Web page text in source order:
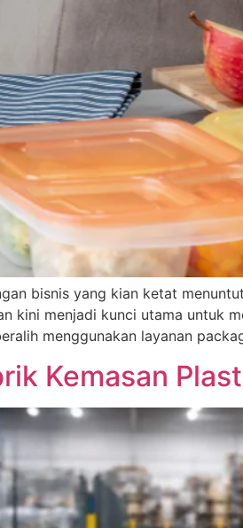
bisnis yang kian ketat
kini menjadi kunci utama untuk
menggunakan layanan
Kemasan